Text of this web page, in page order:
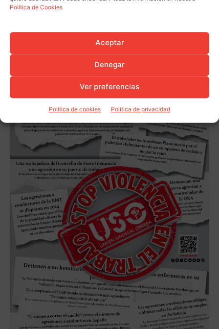
Política de Cookies
Aceptar
Denegar
Ver preferencias
Política de cookies Política de privacidad